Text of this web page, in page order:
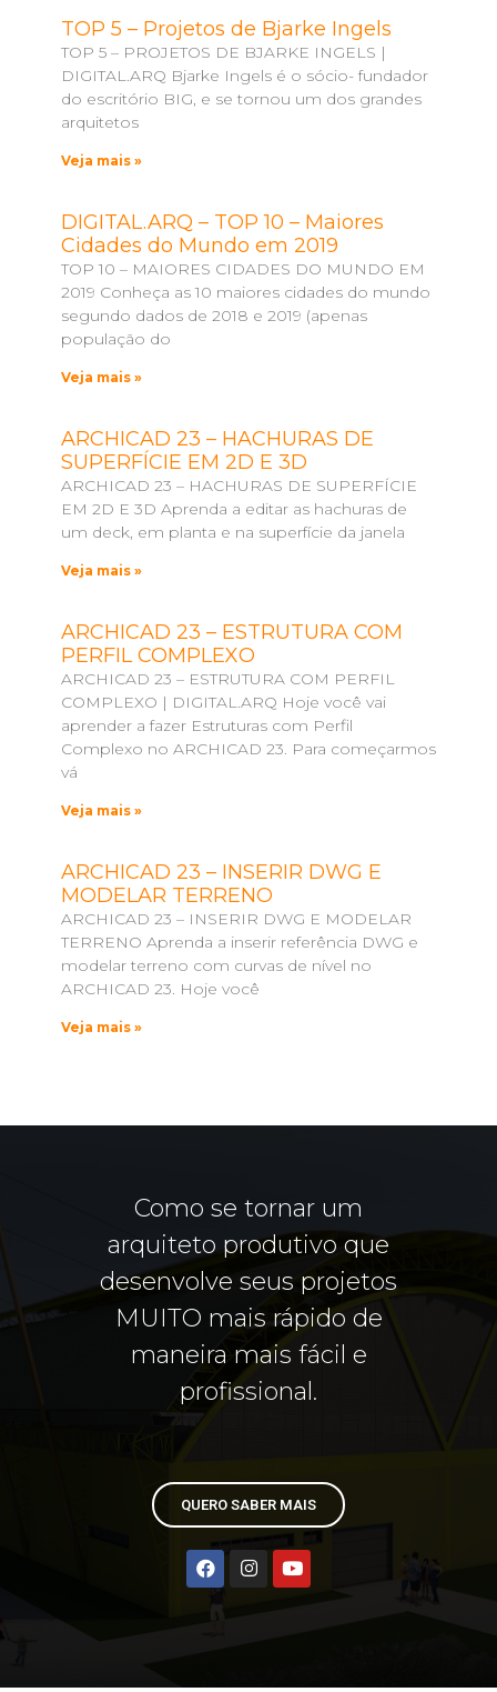
TOP 5 – Projetos de Bjarke Ingels
TOP 5 – PROJETOS DE BJARKE INGELS |
DIGITAL.ARQ Bjarke Ingels é o sócio- fundador
do escritório BIG, e se tornou um dos grandes
arquitetos
Veja mais »
DIGITAL.ARQ – TOP 10 – Maiores
Cidades do Mundo em 2019
TOP 10 – MAIORES CIDADES DO MUNDO EM
2019 Conheça as 10 maiores cidades do mundo
segundo dados de 2018 e 2019 (apenas
população do
Veja mais »
ARCHICAD 23 – HACHURAS DE
SUPERFÍCIE EM 2D E 3D
ARCHICAD 23 – HACHURAS DE SUPERFÍCIE
EM 2D E 3D Aprenda a editar as hachuras de
um deck, em planta e na superfície da janela
Veja mais »
ARCHICAD 23 – ESTRUTURA COM
PERFIL COMPLEXO
ARCHICAD 23 – ESTRUTURA COM PERFIL
COMPLEXO | DIGITAL.ARQ Hoje você vai
aprender a fazer Estruturas com Perfil
Complexo no ARCHICAD 23. Para começarmos
vá
Veja mais »
ARCHICAD 23 – INSERIR DWG E
MODELAR TERRENO
ARCHICAD 23 – INSERIR DWG E MODELAR
TERRENO Aprenda a inserir referência DWG e
modelar terreno com curvas de nível no
ARCHICAD 23. Hoje você
Veja mais »
Como se tornar um
arquiteto produtivo que
desenvolve seus projetos
MUITO mais rápido de
maneira mais fácil e
profissional.
QUERO SABER MAIS